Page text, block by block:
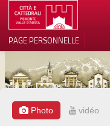
TERRITOIRE
ARCHITECTURE
MUSÉES
PAGE PERSONNELLE
Photo vidéoVos